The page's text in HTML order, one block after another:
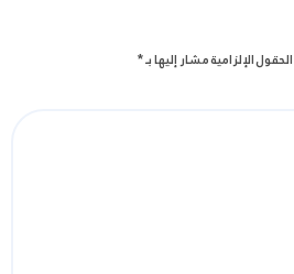
الحقول الإلزامية مشار إليها بـ*